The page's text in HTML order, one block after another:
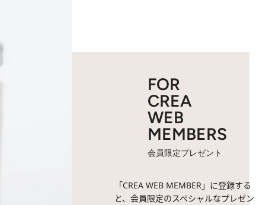
FOR
CREA
WEB
MEMBERS
会員限定プレゼント
「CREA WEB MEMBER」に登録する
と、会員限定のスペシャルなプレゼン